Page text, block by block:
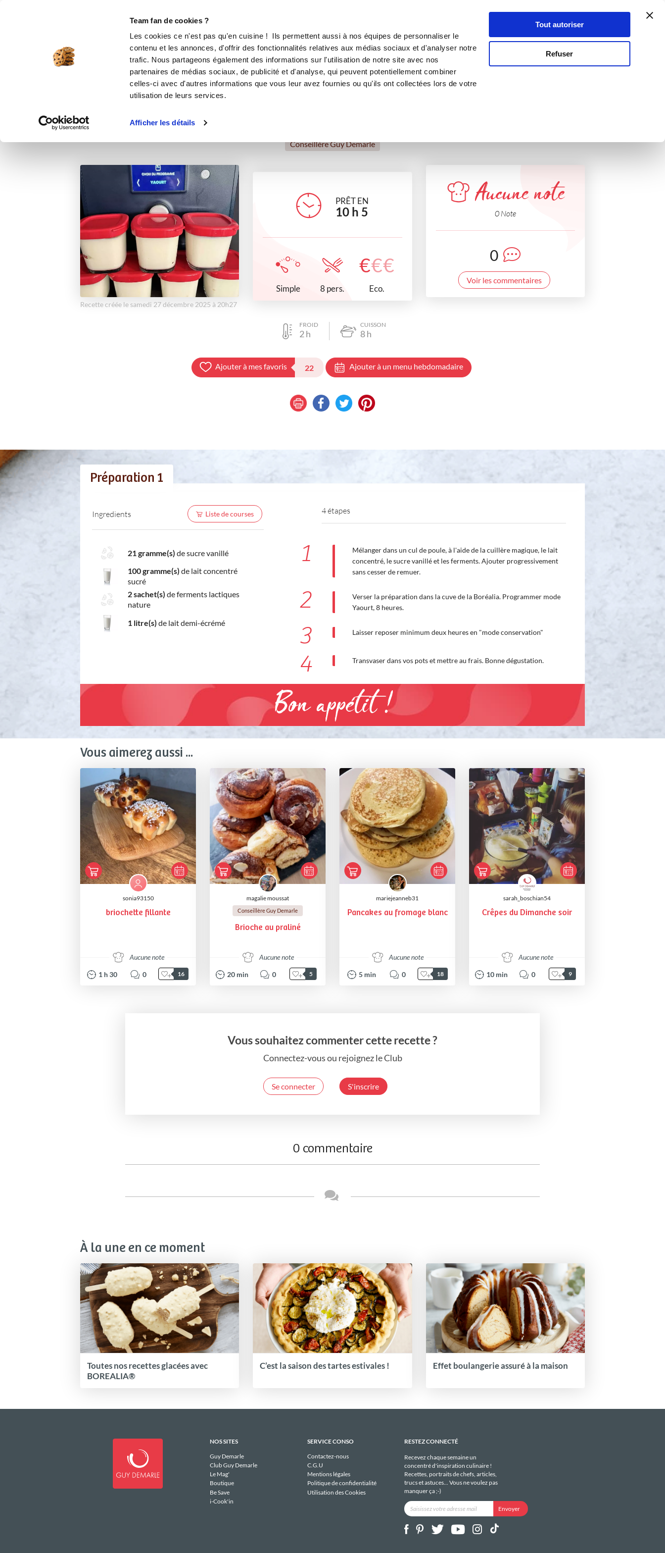
Team fan de cookies ?
Les cookies ce n'est pas qu'en cuisine ! Ils permettent aussi à nos équipes de personnaliser le
contenu et les annonces, d'offrir des fonctionnalités relatives aux médias sociaux et d'analyser notre
trafic. Nous partageons également des informations sur l'utilisation de notre site avec nos
partenaires de médias sociaux, de publicité et d'analyse, qui peuvent potentiellement combiner
celles-ci avec d'autres informations que vous leur avez fournies ou qu'ils ont collectées lors de votre
utilisation de leurs services.
Afficher les détails
Tout autoriser
Refuser
Se connecter
Mes yaourts façon "La Laitière"
autres Recettes BOREALIA®
Conseillère Guy Demarle
Recette créée le samedi 27 décembre 2025 à 20h27
PRÊT EN
10 h 5
Simple 8 pers.
€€€
Eco.
Aucune note
0 Note
0
Voir les commentaires
FROID
2h
CUISSON
8h
Ajouter à mes favoris 22 Ajouter à un menu hebdomadaire
Préparation 1
Ingredients Liste de courses
21 gramme(s) de sucre vanillé
100 gramme(s) de lait concentré
sucré
2 sachet(s) de ferments lactiques
nature
1 litre(s) de lait demi-écrémé
4 étapes
1
Mélanger dans un cul de poule, à l'aide de la cuillère magique, le lait
concentré, le sucre vanillé et les ferments. Ajouter progressivement
sans cesser de remuer.
2
Verser la préparation dans la cuve de la Boréalia. Programmer mode
Yaourt, 8 heures.
3 Laisser reposer minimum deux heures en "mode conservation"
4 Transvaser dans vos pots et mettre au frais. Bonne dégustation.
Bon appétit !
Vous aimerez aussi ...
sonia93150
briochette fillante
Aucune note
1 h30 0 16
magalie moussat
Conseillère Guy Demarle
Brioche au praliné
Aucune note
20 min 0 5
mariejeanneb31
Pancakes au fromage blanc
Aucune note
5 min 0 18
sarah_boschian54
Crêpes du Dimanche soir
Aucune note
10 min 0 9
Vous souhaitez commenter cette recette ?
Connectez-vous ou rejoignez le Club
Se connecter S'inscrire
0 commentaire
À la une en ce moment
Toutes nos recettes glacées avec
BOREALIA®
C’est la saison des tartes estivales ! Effet boulangerie assuré à la maison
NOS SITES
Guy Demarle
Club Guy Demarle
Le Mag'
Boutique
Be Save
i-Cook'in
SERVICE CONSO
Contactez-nous
C.G.U
Mentions légales
Politique de confidentialité
Utilisation des Cookies
RESTEZ CONNECTÉ
Recevez chaque semaine un
concentré d'inspiration culinaire !
Recettes, portraits de chefs, articles,
trucs et astuces... Vous ne voulez pas
manquer ça ;-)